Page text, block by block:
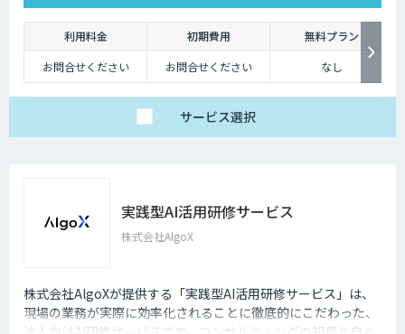
利用料金 初期費用
無料プラン
お問合せください
お問合せください なし
サービス選択
実践型AI活用研修サービス
株式会社AlgoX
株式会社AlgoXが提供する「実践型AI活用研修サービス」は、
現場の業務が実際に効率化されることに徹底的にこだわった、